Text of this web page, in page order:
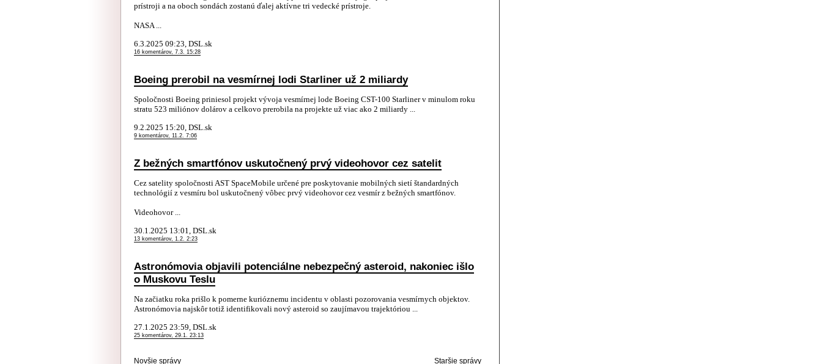
prístroji a na oboch sondách zostanú ďalej aktívne tri vedecké prístroje.
NASA ...
6.3.2025 09:23, DSL.sk
16 komentárov, 7.3. 15:28
Boeing prerobil na vesmírnej lodi Starliner už 2 miliardy
Spoločnosti Boeing priniesol projekt vývoja vesmírnej lode Boeing CST-100 Starliner v minulom roku
stratu 523 miliónov dolárov a celkovo prerobila na projekte už viac ako 2 miliardy ...
9.2.2025 15:20, DSL.sk
9 komentárov, 11.2. 7:06
Z bežných smartfónov uskutočnený prvý videohovor cez satelit
Cez satelity spoločnosti AST SpaceMobile určené pre poskytovanie mobilných sietí štandardných
technológií z vesmíru bol uskutočnený vôbec prvý videohovor cez vesmír z bežných smartfónov.
Videohovor ...
30.1.2025 13:01, DSL.sk
13 komentárov, 1.2. 2:23
Astronómovia objavili potenciálne nebezpečný asteroid, nakoniec išlo
o Muskovu Teslu
Na začiatku roka prišlo k pomerne kurióznemu incidentu v oblasti pozorovania vesmírnych objektov.
Astronómovia najskôr totiž identifikovali nový asteroid so zaujímavou trajektóriou ...
27.1.2025 23:59, DSL.sk
25 komentárov, 29.1. 23:13
Novšie správy Staršie správy